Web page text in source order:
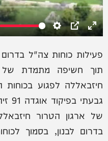
פעילות כוחות צה"ל
תוך חשיפה מתמדת של
חיזבאללה לפגוע
של ארגון הטרור
בדרום לבנון, בסמוך